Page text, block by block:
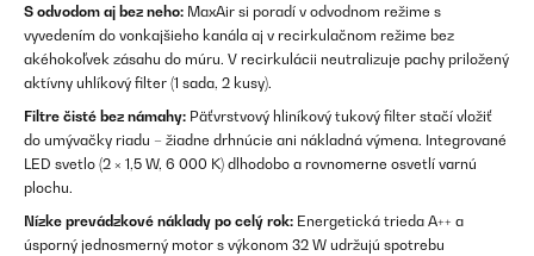
S odvodom aj bez neho: MaxAir si poradí v odvodnom režime s
vyvedením do vonkajšieho kanála aj v recirkulačnom režime bez
akéhokoľvek zásahu do múru. V recirkulácii neutralizuje pachy priložený
aktívny uhlíkový filter (1 sada, 2 kusy).
Filtre čisté bez námahy: Päťvrstvový hliníkový tukový filter stačí vložiť
do umývačky riadu – žiadne drhnúcie ani nákladná výmena. Integrované
LED svetlo (2 × 1,5 W, 6 000 K) dlhodobo a rovnomerne osvetlí varnú
plochu.
Nízke prevádzkové náklady po celý rok: Energetická trieda A++ a
úsporný jednosmerný motor s výkonom 32 W udržujú spotrebu